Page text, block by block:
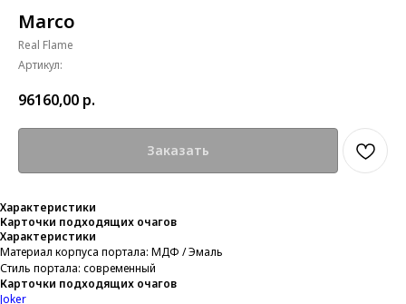
Marco
Real Flame
Артикул:
96160,00 р.
Заказать
Характеристики
Карточки подходящих очагов
Характеристики
Материал корпуса портала: МДФ / Эмаль
Стиль портала: современный
Карточки подходящих очагов
Joker